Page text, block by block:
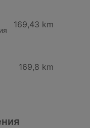
169,43 km
169,8 km